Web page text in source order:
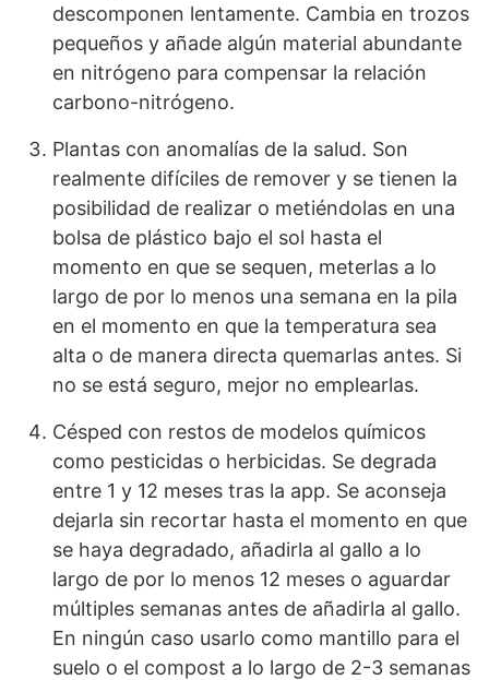
descomponen lentamente. Cambia en trozos
pequeños y añade algún material abundante
en nitrógeno para compensar la relación
carbono-nitrógeno.
Plantas con anomalías de la salud. Son
realmente difíciles de remover y se tienen la
posibilidad de realizar o metiéndolas en una
bolsa de plástico bajo el sol hasta el
momento en que se sequen, meterlas a lo
largo de por lo menos una semana en la pila
en el momento en que la temperatura sea
alta o de manera directa quemarlas antes. Si
no se está seguro, mejor no emplearlas.
Césped con restos de modelos químicos
como pesticidas o herbicidas. Se degrada
entre 1 y 12 meses tras la app. Se aconseja
dejarla sin recortar hasta el momento en que
se haya degradado, añadirla al gallo a lo
largo de por lo menos 12 meses o aguardar
múltiples semanas antes de añadirla al gallo.
En ningún caso usarlo como mantillo para el
suelo o el compost a lo largo de 2-3 semanas